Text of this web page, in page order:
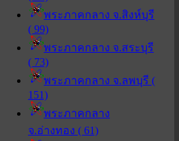
พระภาคกลาง จ.สิงห์บุรี
( 99)
พระภาคกลาง จ.สระบุรี
( 73)
พระภาคกลาง จ.ลพบุรี (
151)
พระภาคกลาง
จ.อ่างทอง ( 61)